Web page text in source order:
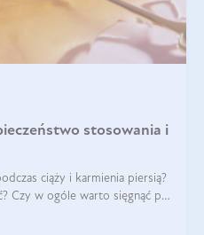
stosowania i
ciąży i karmienia piersią?
Czy w ogóle warto sięgnąć po